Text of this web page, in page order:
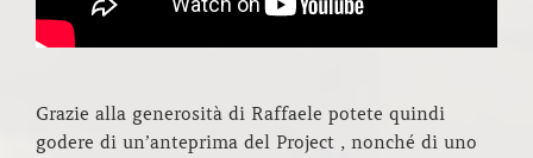
Grazie alla generosità di Raffaele potete quindi
godere di un’anteprima del Project , nonché di uno